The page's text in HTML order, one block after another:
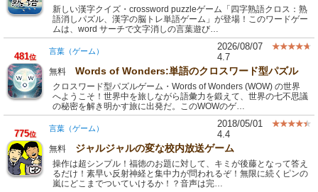
新しい漢字クイズ・crossword puzzleゲーム「四字熟語クロス：熟
語消しパズル、漢字の脳トレ単語ゲーム」が登場！このワードゲー
ムは、word サーチで文字消しの言葉遊び…
481位
言葉（ゲーム）
2026/08/07
4.7
無料 Words of Wonders:単語のクロスワード型パズル
クロスワード型パズルゲーム・Words of Wonders (WOW) の世界
へようこそ！世界中を旅しながら語彙力を鍛えて、世界の七不思議
の秘密を解き明かす旅に出発だ。このWOWのゲ…
775位
言葉（ゲーム）
2018/05/01
4.4
無料 ジャルジャルの変な校内放送ゲーム
操作は超シンプル！福徳のお題に対して、キミが後藤となって答え
るだけ！素早い反射神経と集中力が問われるぞ！無限に続くピンの
嵐にどこまでついていけるか！？音声は完…